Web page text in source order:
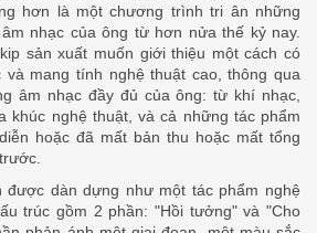
hơn là một chương trình tri ân những
nhạc của ông từ hơn nửa thế kỷ nay.
sản xuất muốn giới thiệu một cách có
và mang tính nghệ thuật cao, thông qua
âm nhạc đầy đủ của ông: từ khí nhạc,
khúc nghệ thuật, và cả những tác phẩm
hoặc đã mất bản thu hoặc mất tổng
được dàn dựng như một tác phẩm nghệ
trúc gồm 2 phần: "Hồi tưởng" và "Cho